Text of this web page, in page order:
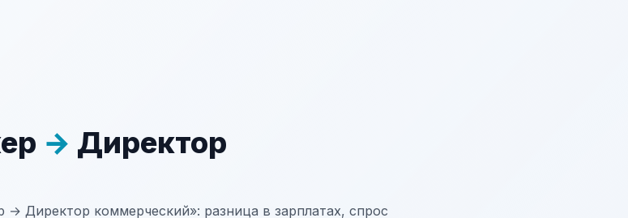
→ Директор
Директор коммерческий»: разница в зарплатах, спрос